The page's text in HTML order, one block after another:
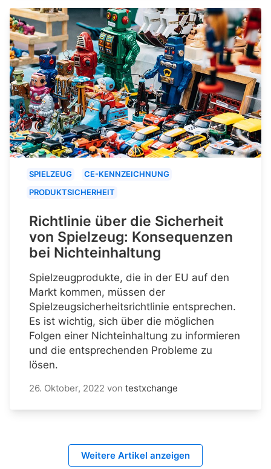
SPIELZEUG
CE-KENNZEICHNUNG
PRODUKTSICHERHEIT
Richtlinie über die Sicherheit
von Spielzeug: Konsequenzen
bei Nichteinhaltung
Spielzeugprodukte, die in der EU auf den
Markt kommen, müssen der
Spielzeugsicherheitsrichtlinie entsprechen.
Es ist wichtig, sich über die möglichen
Folgen einer Nichteinhaltung zu informieren
und die entsprechenden Probleme zu
lösen.
26. Oktober, 2022 von testxchange
Weitere Artikel anzeigen